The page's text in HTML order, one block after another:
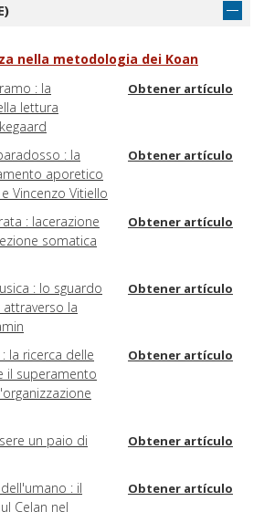
nella metodologia dei Koan
: la
lettura
Obtener artículo
: la
aporetico
Vincenzo Vitiello
Obtener artículo
: lacerazione
somatica
Obtener artículo
: lo sguardo
la
Obtener artículo
la ricerca delle
il superamento
Obtener artículo
un paio di
Obtener artículo
: il
Celan nel
Obtener artículo